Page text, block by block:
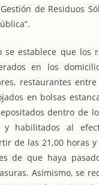
de Residuos
se establece que los
en los
restaurantes
en bolsas
dentro de
y habilitados al
de las 21,00 horas
de que haya
Asimismo, se